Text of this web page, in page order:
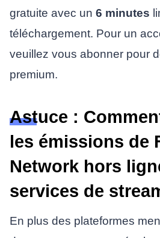
gratuite avec un 6 minutes
téléchargement. Pour un
veuillez vous abonner pour
premium.
Astuce :
les émissions de
Network hors
services de
En plus des plateformes